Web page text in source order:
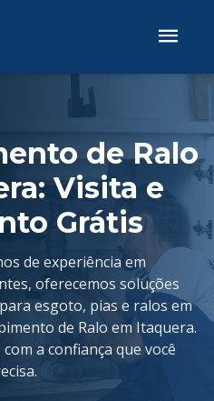
de Ralo
Visita e
Grátis
de experiência em
oferecemos soluções
esgoto, pias e ralos em
de Ralo em Itaquera.
a confiança que você